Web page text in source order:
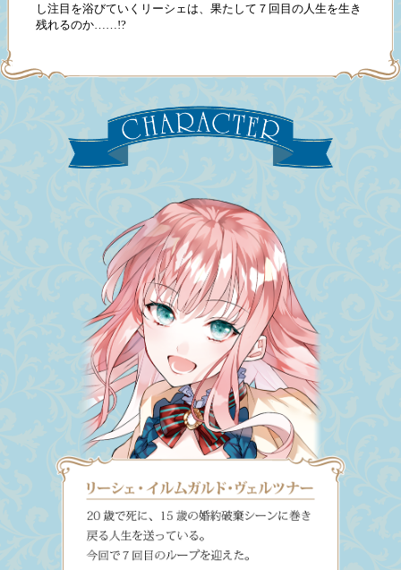
し注目を浴びていくリーシェは、果たして７回目の人生を生き
残れるのか……!?